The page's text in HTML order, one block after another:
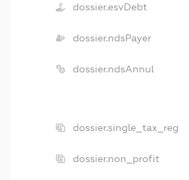
dossier.esvDebt
dossier.ndsPayer
dossier.ndsAnnul
dossier.single_tax_reg
dossier.non_profit